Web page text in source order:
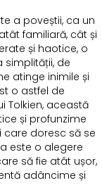
a poveștii, ca un
familiară, cât și
și haotice, o
simplității, de
atinge inimile și
o astfel de
Tolkien, această
și profunzime
doresc să se
este o alegere
să fie atât ușor,
adâncime și